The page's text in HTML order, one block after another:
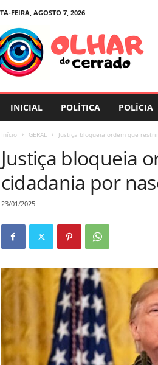
FEIRA, AGOSTO 7, 2026
INICIAL POLÍTICA POLÍCIA
Início GERAL Justiça bloqueia ordem que
Justiça bloqueia
cidadania por
23/01/2025